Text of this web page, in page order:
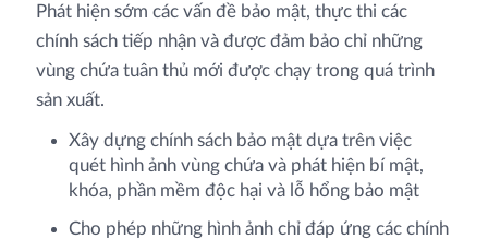
Phát hiện sớm các vấn đề bảo mật, thực thi các
chính sách tiếp nhận và được đảm bảo chỉ những
vùng chứa tuân thủ mới được chạy trong quá trình
sản xuất.
Xây dựng chính sách bảo mật dựa trên việc
quét hình ảnh vùng chứa và phát hiện bí mật,
khóa, phần mềm độc hại và lỗ hổng bảo mật
Cho phép những hình ảnh chỉ đáp ứng các chính